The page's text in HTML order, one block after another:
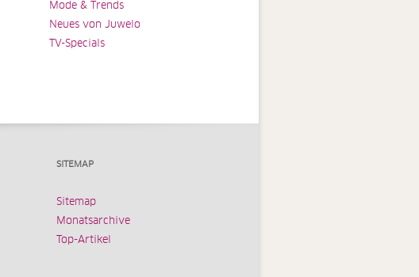
Mode & Trends
Neues von Juwelo
TV-Specials
SITEMAP
Sitemap
Monatsarchive
Top-Artikel